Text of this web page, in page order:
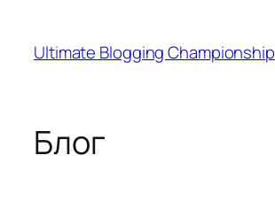
вмісту
Ultimate Blogging Championship
Блог